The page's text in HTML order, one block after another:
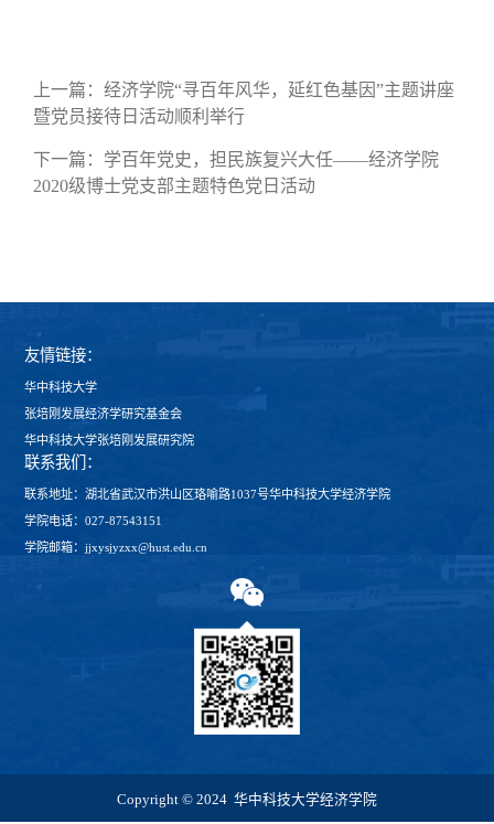
上一篇：经济学院“寻百年风华，延红色基因”主题讲座
暨党员接待日活动顺利举行
下一篇： 学百年党史，担民族复兴大任——经济学院
2020级博士党支部主题特色党日活动
友情链接：
华中科技大学
张培刚发展经济学研究基金会
华中科技大学张培刚发展研究院
联系我们：
联系地址：湖北省武汉市洪山区珞喻路1037号华中科技大学经济学院
学院电话：027-87543151
学院邮箱：jjxysjyzxx@hust.edu.cn
Copyright © 2024 华中科技大学经济学院